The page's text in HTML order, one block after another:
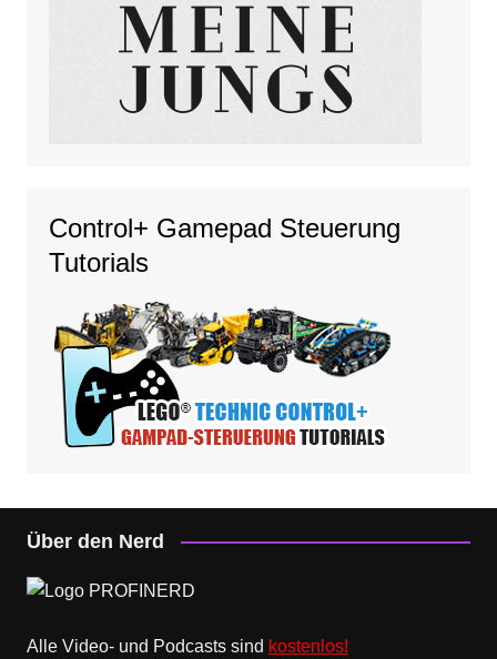
Control+ Gamepad Steuerung
Tutorials
Über den Nerd
Alle Video- und Podcasts sind kostenlos!